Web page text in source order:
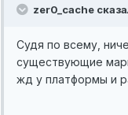
zer0_cache
Судя по всему,
существующие
жд у платформы и